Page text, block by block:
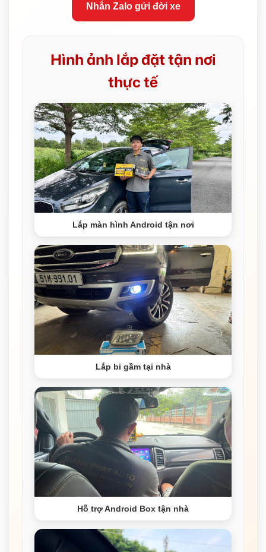
Nhắn Zalo gửi đời xe
Hình ảnh lắp đặt tận nơi
thực tế
Lắp màn hình Android tận nơi
Lắp bi gầm tại nhà
Hỗ trợ Android Box tận nhà